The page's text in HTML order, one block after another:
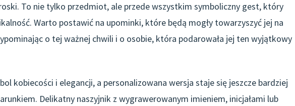
To nie tylko przedmiot, ale przede wszystkim symboliczny gest, który
Warto postawić na upominki, które będą mogły towarzyszyć jej na
o tej ważnej chwili i o osobie, która podarowała jej ten wyjątkowy
kobiecości i elegancji, a personalizowana wersja staje się jeszcze bardziej
Delikatny naszyjnik z wygrawerowanym imieniem, inicjałami lub